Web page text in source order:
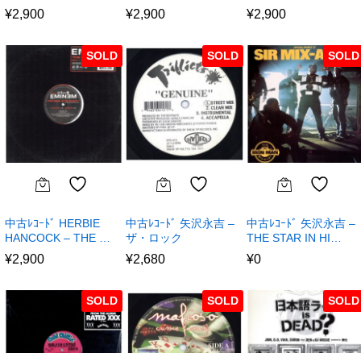
¥2,900 ¥2,900 ¥2,900
SOLD
中古ﾚｺｰﾄﾞ HERBIE
HANCOCK – THE …
¥2,900
SOLD
中古ﾚｺｰﾄﾞ 矢沢永吉 –
ザ・ロック
¥2,680
SOLD
中古ﾚｺｰﾄﾞ 矢沢永吉 –
THE STAR IN HI…
¥0
SOLD SOLD SOLD